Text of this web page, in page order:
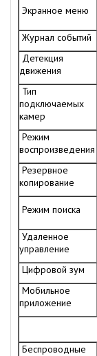
Экранное меню
Журнал событий
Детекция
движения
Тип
подключаемых
камер
Режим
воспроизведения
Резервное
копирование
Режим поиска
Удаленное
управление
Цифровой зум
Мобильное
приложение
Беспроводные